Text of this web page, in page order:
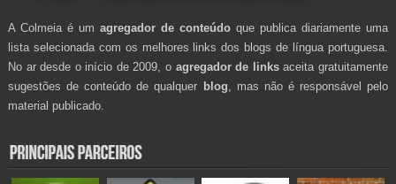
A Colmeia é um agregador de conteúdo que publica diariamente uma
lista selecionada com os melhores links dos blogs de língua portuguesa.
No ar desde o início de 2009, o agregador de linksaceita gratuitamente
sugestões de conteúdo de qualquer blog , mas não é responsável pelo
material publicado.